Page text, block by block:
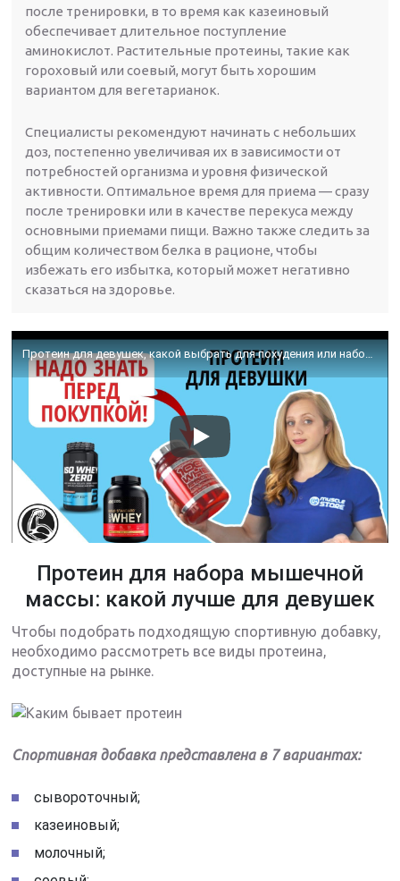
после тренировки, в то время как казеиновый
обеспечивает длительное поступление
аминокислот. Растительные протеины, такие как
гороховый или соевый, могут быть хорошим
вариантом для вегетарианок.
Специалисты рекомендуют начинать с небольших
доз, постепенно увеличивая их в зависимости от
потребностей организма и уровня физической
активности. Оптимальное время для приема — сразу
после тренировки или в качестве перекуса между
основными приемами пищи. Важно также следить за
общим количеством белка в рационе, чтобы
избежать его избытка, который может негативно
сказаться на здоровье.
Протеин для набора мышечной
массы: какой лучше для девушек
Чтобы подобрать подходящую спортивную добавку,
необходимо рассмотреть все виды протеина,
доступные на рынке.
Спортивная добавка представлена в 7 вариантах:
сывороточный;
казеиновый;
молочный;